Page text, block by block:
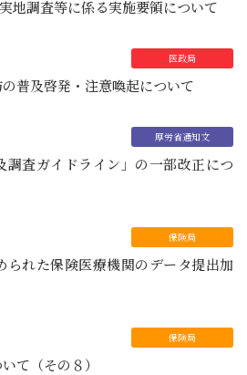
地調査等に係る実施要領について
の普及啓発・注意喚起について
調査ガイドライン」の一部改正につ
られた保険医療機関のデータ提出加
て（その８）